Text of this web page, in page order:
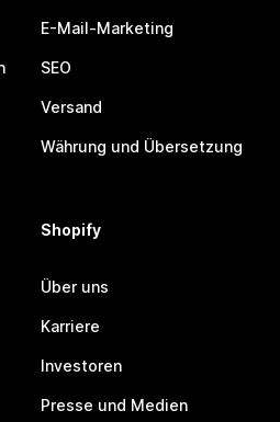
E-Mail-Marketing
SEO
Versand
Währung und Übersetzung
Shopify
Über uns
Karriere
Investoren
Presse und Medien